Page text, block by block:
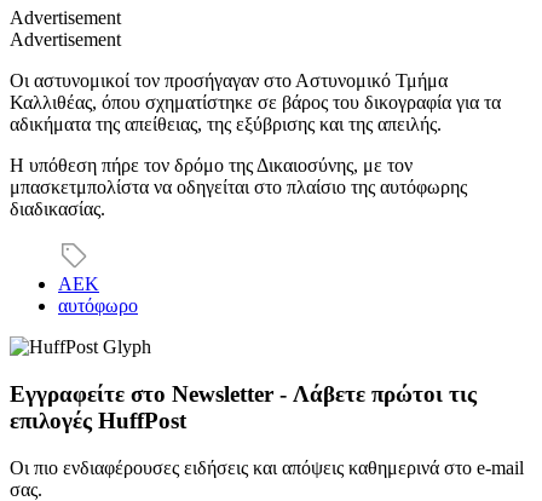
Advertisement
Advertisement
Οι αστυνομικοί τον προσήγαγαν στο Αστυνομικό Τμήμα
Καλλιθέας, όπου σχηματίστηκε σε βάρος του δικογραφία για τα
αδικήματα της απείθειας, της εξύβρισης και της απειλής.
Η υπόθεση πήρε τον δρόμο της Δικαιοσύνης, με τον
μπασκετμπολίστα να οδηγείται στο πλαίσιο της αυτόφωρης
διαδικασίας.
ΑΕΚ
αυτόφωρο
Εγγραφείτε στο Newsletter - Λάβετε πρώτοι τις
επιλογές HuffPost
Οι πιο ενδιαφέρουσες ειδήσεις και απόψεις καθημερινά στο e-mail
σας.